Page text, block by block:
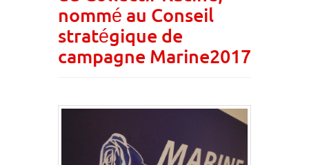
nommé au Conseil
stratégique de
campagne Marine2017